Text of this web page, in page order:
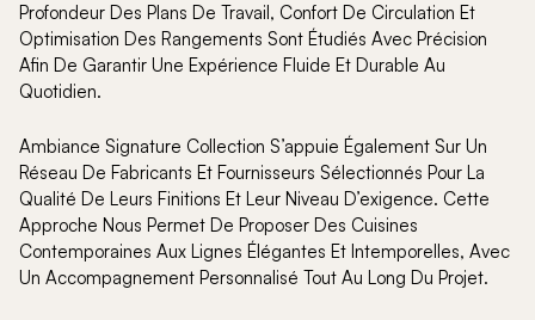
Profondeur Des Plans De Travail, Confort De Circulation Et
Optimisation Des Rangements Sont Étudiés Avec Précision
Afin De Garantir Une Expérience Fluide Et Durable Au
Quotidien.
Ambiance Signature Collection S’appuie Également Sur Un
Réseau De Fabricants Et Fournisseurs Sélectionnés Pour La
Qualité De Leurs Finitions Et Leur Niveau D’exigence. Cette
Approche Nous Permet De Proposer Des Cuisines
Contemporaines Aux Lignes Élégantes Et Intemporelles, Avec
Un Accompagnement Personnalisé Tout Au Long Du Projet.